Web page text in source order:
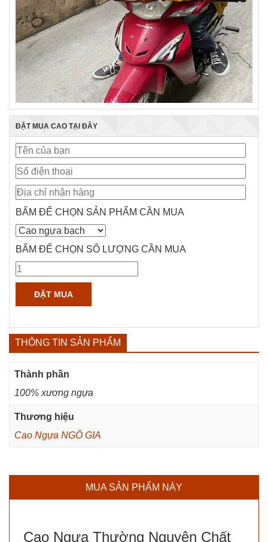
ĐẶT MUA CAO TẠI ĐÂY
BẤM ĐỂ CHỌN SẢN PHẨM CẦN MUA
BẤM ĐỂ CHỌN SỐ LƯỢNG CẦN MUA
THÔNG TIN SẢN PHẨM
Thành phần
100% xương ngựa
Thương hiệu
Cao Ngựa NGÔ GIA
MUA SẢN PHẨM NÀY
Cao Ngựa Thường Nguyên Chất